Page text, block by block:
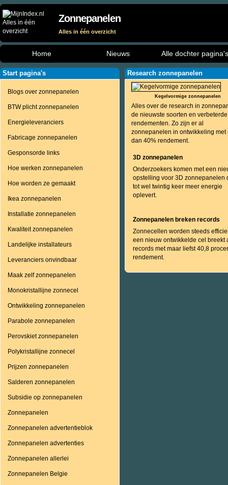
Zonnepanelen
Alles in één overzicht
Home Nieuws Alle dochter pagina's
Start pagina's
Blogs over zonnepanelen
BTW plicht zonnepanelen
Energieleveranciers
Fabricage zonnepanelen
Gesponsorde links
Hoe werken zonnepanelen
Hoe worden ze gemaakt
Ikea zonnepanelen
Installatie zonnepanelen
Kwaliteit zonnepanelen
Landelijke installateurs
Leveranciers onvindbaar
Maak zelf zonnepanelen
Monokristallijne zonnecel
Ontwikkeling zonnepanelen
Parabole zonnepanelen
Perovskiet zonnepanelen
Polykristallijne zonnecel
Prijzen zonnepanelen
Salderen zonnepanelen
Subsidie op zonnepanelen
Zonnepanelen
Zonnepanelen advertentieblok
Zonnepanelen advertenties
Zonnepanelen allerlei
Zonnepanelen Belgie
Research zonnepanelen
Kegelvormige zonnepanelen
Alles over de research in
de nieuwste soorten en verbeterde
rendementen. Zo zijn er al
zonnepanelen in ontwikkeling met
dan 40% rendement.
3D zonnepanelen
Onderzoekers komen met een
opstelling voor 3D zonnepanelen
tot wel twintig keer meer energie
oplevert.
Zonnepanelen breken records
Zonnecellen worden steeds
een nieuw ontwikkelde cel breekt
records met maar liefst 40,8
rendement.